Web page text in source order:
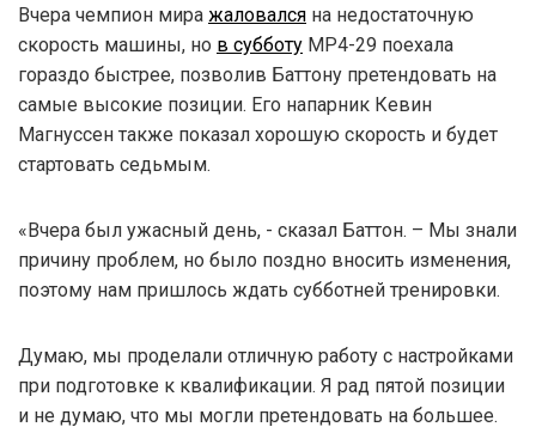
Вчера чемпион мира жаловался на недостаточную
скорость машины, но в субботу MP4-29 поехала
гораздо быстрее, позволив Баттону претендовать на
самые высокие позиции. Его напарник Кевин
Магнуссен также показал хорошую скорость и будет
стартовать седьмым.
«Вчера был ужасный день, - сказал Баттон. – Мы знали
причину проблем, но было поздно вносить изменения,
поэтому нам пришлось ждать субботней тренировки.
Думаю, мы проделали отличную работу с настройками
при подготовке к квалификации. Я рад пятой позиции
и не думаю, что мы могли претендовать на большее.